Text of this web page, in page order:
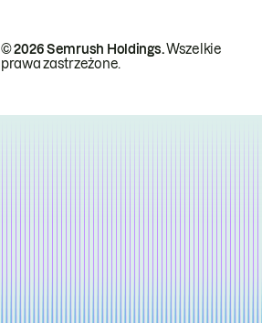
© 2026 Semrush Holdings.Wszelkie
prawa zastrzeżone.